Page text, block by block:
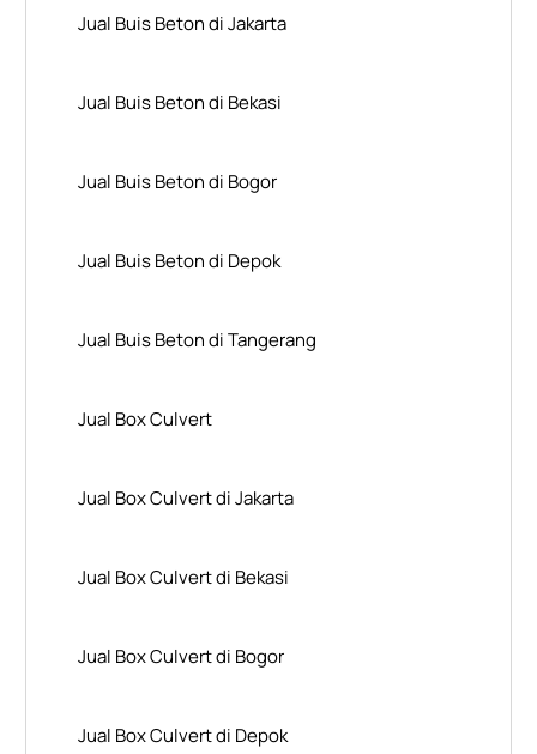
Jual Buis Beton di Jakarta
Jual Buis Beton di Bekasi
Jual Buis Beton di Bogor
Jual Buis Beton di Depok
Jual Buis Beton di Tangerang
Jual Box Culvert
Jual Box Culvert di Jakarta
Jual Box Culvert di Bekasi
Jual Box Culvert di Bogor
Jual Box Culvert di Depok